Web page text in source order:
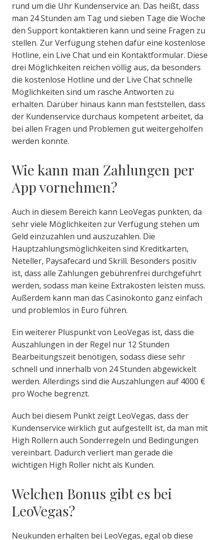
rund um die Uhr Kundenservice an. Das heißt, dass
man 24 Stunden am Tag und sieben Tage die Woche
den Support kontaktieren kann und seine Fragen zu
stellen. Zur Verfügung stehen dafür eine kostenlose
Hotline, ein Live Chat und ein Kontaktformular. Diese
drei Möglichkeiten reichen völlig aus, da besonders
die kostenlose Hotline und der Live Chat schnelle
Möglichkeiten sind um rasche Antworten zu
erhalten. Darüber hinaus kann man feststellen, dass
der Kundenservice durchaus kompetent arbeitet, da
bei allen Fragen und Problemen gut weitergeholfen
werden konnte.
Wie kann man Zahlungen per
App vornehmen?
Auch in diesem Bereich kann LeoVegas punkten, da
sehr viele Möglichkeiten zur Verfügung stehen um
Geld einzuzahlen und auszuzahlen. Die
Hauptzahlungsmöglichkeiten sind Kreditkarten,
Neteller, Paysafecard und Skrill. Besonders positiv
ist, dass alle Zahlungen gebührenfrei durchgeführt
werden, sodass man keine Extrakosten leisten muss.
Außerdem kann man das Casinokonto ganz einfach
und problemlos in Euro führen.
Ein weiterer Pluspunkt von LeoVegas ist, dass die
Auszahlungen in der Regel nur 12 Stunden
Bearbeitungszeit benötigen, sodass diese sehr
schnell und innerhalb von 24 Stunden abgewickelt
werden. Allerdings sind die Auszahlungen auf 4000 €
pro Woche begrenzt.
Auch bei diesem Punkt zeigt LeoVegas, dass der
Kundenservice wirklich gut aufgestellt ist, da man mit
High Rollern auch Sonderregeln und Bedingungen
vereinbart. Dadurch verliert man gerade die
wichtigen High Roller nicht als Kunden.
Welchen Bonus gibt es bei
LeoVegas?
Neukunden erhalten bei LeoVegas, egal ob diese